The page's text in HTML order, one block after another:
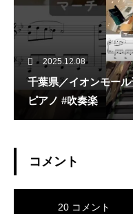
2025.12.08
千葉県／イオンモー
ピアノ #吹奏楽
コメント
20 コメント